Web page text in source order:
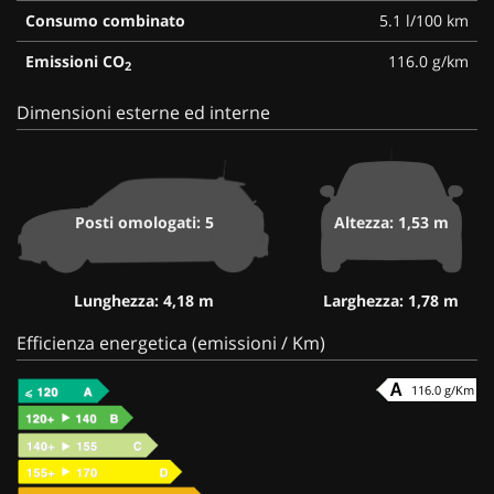
Consumo combinato
5.1 l/100 km
Emissioni CO2 116.0 g/km
Dimensioni esterne ed interne
Posti omologati: 5
Lunghezza: 4,18 m
Altezza: 1,53 m
Larghezza: 1,78 m
Efficienza energetica (emissioni / Km)
116.0 g/Km